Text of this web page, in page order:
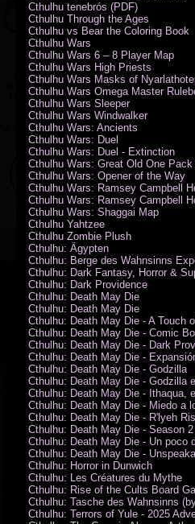
Cthulhu tenebrós (PDF)
Cthulhu Through the Ages
Cthulhu vs Bear the Coloring Book
Cthulhu Wars
Cthulhu Wars 6 – 8 Player Map
Cthulhu Wars High Priests
Cthulhu Wars Masks of
Cthulhu Wars Omega Master
Cthulhu Wars Sleeper
Cthulhu Wars Windwalker
Cthulhu Wars: Ancients
Cthulhu Wars: Duel
Cthulhu Wars: Duel - Extinction
Cthulhu Wars: Great Old One Pack
Cthulhu Wars: Opener of the Way
Cthulhu Wars: Ramsey Campbell
Cthulhu Wars: Ramsey Campbell
Cthulhu Wars: Shaggai Map
Cthulhu Yahtzee
Cthulhu Zombie Plush
Cthulhu: Ägypten
Cthulhu: Berge des Wahnsinns
Cthulhu: Dark Fantasy, Horror &
Cthulhu: Dark Providence
Cthulhu: Death May Die
Cthulhu: Death May Die
Cthulhu: Death May Die - A Touch
Cthulhu: Death May Die - Comic
Cthulhu: Death May Die - Dark
Cthulhu: Death May Die -
Cthulhu: Death May Die - Godzilla
Cthulhu: Death May Die - Godzilla
Cthulhu: Death May Die - Ithaqua,
Cthulhu: Death May Die - Miedo a
Cthulhu: Death May Die - R'lyeh
Cthulhu: Death May Die - Season 2
Cthulhu: Death May Die - Un poco
Cthulhu: Death May Die -
Cthulhu: Horror in Dunwich
Cthulhu: Les Créatures du Mythe
Cthulhu: Rise of the Cults Board
Cthulhu: Tasche des Wahnsinns
Cthulhu: Terrors of Yule - 2025